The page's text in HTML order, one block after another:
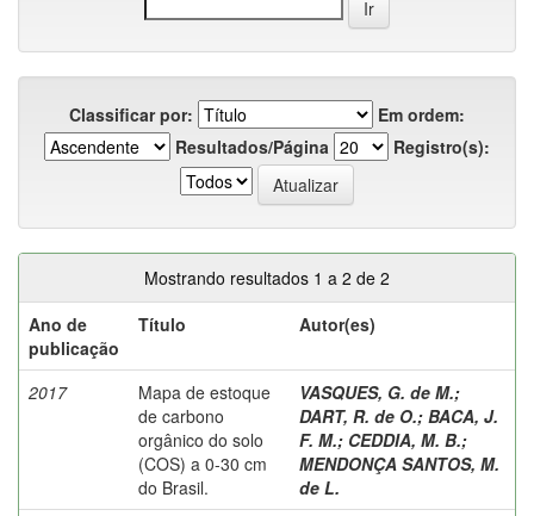
Classificar por:
Em ordem:
Resultados/Página
Registro(s):
Mostrando resultados 1 a 2 de 2
Ano de
publicação
Título Autor(es)
2017
Mapa de estoque
de carbono
orgânico do solo
(COS) a 0-30 cm
do Brasil.
VASQUES, G. de M.;
DART, R. de O.; BACA, J.
F. M.; CEDDIA, M. B.;
MENDONÇA SANTOS, M.
de L.